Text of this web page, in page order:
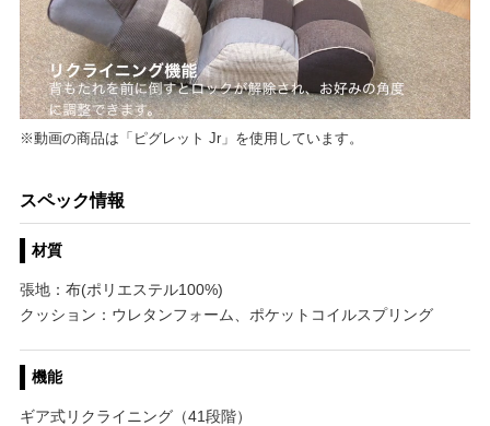
※動画の商品は「ピグレット Jr」を使用しています。
スペック情報
材質
張地：布(ポリエステル100%)
クッション：ウレタンフォーム、ポケットコイルスプリング
機能
ギア式リクライニング（41段階）